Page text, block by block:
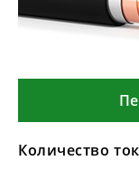
Количество